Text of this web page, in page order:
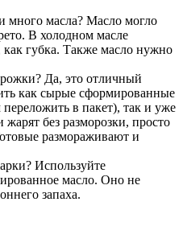
масла? Масло могло
В холодном масле
губка. Также масло нужно
Да, это отличный
как сырые сформированные
в пакет), так и уже
без разморозки, просто
размораживают и
Используйте
масло. Оно не
запаха.